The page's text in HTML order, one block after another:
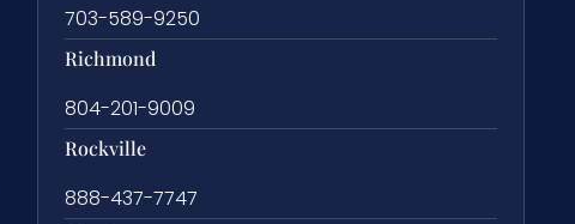
703-589-9250
Richmond
804-201-9009
Rockville
888-437-7747